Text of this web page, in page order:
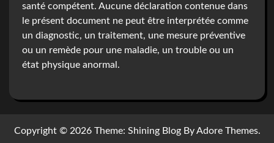
santé compétent. Aucune déclaration contenue dans
le présent document ne peut être interprétée comme
un diagnostic, un traitement, une mesure préventive
ou un remède pour une maladie, un trouble ou un
état physique anormal.
Copyright © 2026 Theme: Shining Blog By Adore Themes.